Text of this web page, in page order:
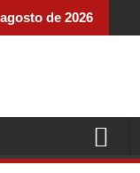
de 2026